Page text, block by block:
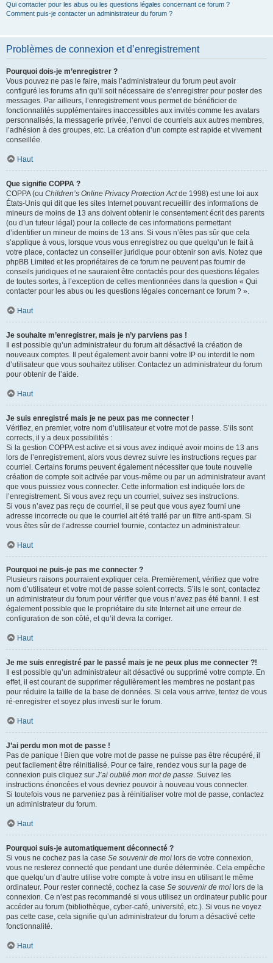
Qui contacter pour les abus ou les questions légales concernant ce forum ?
Comment puis-je contacter un administrateur du forum ?
Problèmes de connexion et d’enregistrement
Pourquoi dois-je m’enregistrer ?
Vous pouvez ne pas le faire, mais l’administrateur du forum peut avoir
configuré les forums afin qu’il soit nécessaire de s’enregistrer pour poster des
messages. Par ailleurs, l’enregistrement vous permet de bénéficier de
fonctionnalités supplémentaires inaccessibles aux invités comme les avatars
personnalisés, la messagerie privée, l’envoi de courriels aux autres membres,
l’adhésion à des groupes, etc. La création d’un compte est rapide et vivement
conseillée.
Haut
Que signifie COPPA ?
COPPA (ou Children’s Online Privacy Protection Actde 1998) est une loi aux
États-Unis qui dit que les sites Internet pouvant recueillir des informations de
mineurs de moins de 13 ans doivent obtenir le consentement écrit des parents
(ou d’un tuteur légal) pour la collecte de ces informations permettant
d’identifier un mineur de moins de 13 ans. Si vous n’êtes pas sûr que cela
s’applique à vous, lorsque vous vous enregistrez ou que quelqu’un le fait à
votre place, contactez un conseiller juridique pour obtenir son avis. Notez que
phpBB Limited et les propriétaires de ce forum ne peuvent pas fournir de
conseils juridiques et ne sauraient être contactés pour des questions légales
de toutes sortes, à l’exception de celles mentionnées dans la question « Qui
contacter pour les abus ou les questions légales concernant ce forum ? ».
Haut
Je souhaite m’enregistrer, mais je n’y parviens pas !
Il est possible qu’un administrateur du forum ait désactivé la création de
nouveaux comptes. Il peut également avoir banni votre IP ou interdit le nom
d’utilisateur que vous souhaitez utiliser. Contactez un administrateur du forum
pour obtenir de l’aide.
Haut
Je suis enregistré mais je ne peux pas me connecter !
Vérifiez, en premier, votre nom d’utilisateur et votre mot de passe. S’ils sont
corrects, il y a deux possibilités :
Si la gestion COPPA est active et si vous avez indiqué avoir moins de 13 ans
lors de l’enregistrement, alors vous devrez suivre les instructions reçues par
courriel. Certains forums peuvent également nécessiter que toute nouvelle
création de compte soit activée par vous-même ou par un administrateur avant
que vous puissiez vous connecter. Cette information est indiquée lors de
l’enregistrement. Si vous avez reçu un courriel, suivez ses instructions.
Si vous n’avez pas reçu de courriel, il se peut que vous ayez fourni une
adresse incorrecte ou que le courriel ait été traité par un filtre anti-spam. Si
vous êtes sûr de l’adresse courriel fournie, contactez un administrateur.
Haut
Pourquoi ne puis-je pas me connecter ?
Plusieurs raisons pourraient expliquer cela. Premièrement, vérifiez que votre
nom d’utilisateur et votre mot de passe soient corrects. S’ils le sont, contactez
un administrateur du forum pour vérifier que vous n’avez pas été banni. Il est
également possible que le propriétaire du site Internet ait une erreur de
configuration de son côté, et qu’il devra la corriger.
Haut
Je me suis enregistré par le passé mais je ne peux plus me connecter ?!
Il est possible qu’un administrateur ait désactivé ou supprimé votre compte. En
effet, il est courant de supprimer régulièrement les membres ne postant pas
pour réduire la taille de la base de données. Si cela vous arrive, tentez de vous
ré-enregistrer et soyez plus investi sur le forum.
Haut
J’ai perdu mon mot de passe !
Pas de panique ! Bien que votre mot de passe ne puisse pas être récupéré, il
peut facilement être réinitialisé. Pour ce faire, rendez vous sur la page de
connexion puis cliquez sur J’ai oublié mon mot de passe. Suivez les
instructions énoncées et vous devriez pouvoir à nouveau vous connecter.
Si toutefois vous ne parveniez pas à réinitialiser votre mot de passe, contactez
un administrateur du forum.
Haut
Pourquoi suis-je automatiquement déconnecté ?
Si vous ne cochez pas la case Se souvenir de moi lors de votre connexion,
vous ne resterez connecté que pendant une durée déterminée. Cela empêche
que quelqu’un d’autre utilise votre compte à votre insu en utilisant le même
ordinateur. Pour rester connecté, cochez la case Se souvenir de moi lors de la
connexion. Ce n’est pas recommandé si vous utilisez un ordinateur public pour
accéder au forum (bibliothèque, cyber-café, université, etc.). Si vous ne voyez
pas cette case, cela signifie qu’un administrateur du forum a désactivé cette
fonctionnalité.
Haut